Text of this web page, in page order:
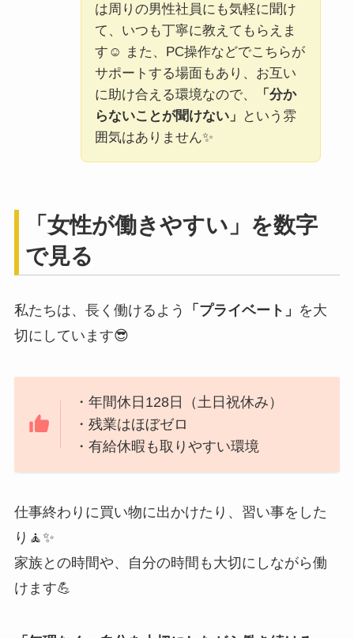
は周りの男性社員にも気軽に聞け
て、いつも丁寧に教えてもらえま
す☺️ また、PC操作などでこちらが
サポートする場面もあり、お互い
に助け合える環境なので、
「分か
らないことが聞けない」
という雰
囲気はありません✨
「女性が働きやすい」を数字
で見る
私たちは、長く働けるよう 「プライベート」 を大
切にしています😎
・年間休日128日（土日祝休み）
・残業はほぼゼロ
・有給休暇も取りやすい環境
仕事終わりに買い物に出かけたり、習い事をした
り🧘✨
家族との時間や、自分の時間も大切にしながら働
けます💪